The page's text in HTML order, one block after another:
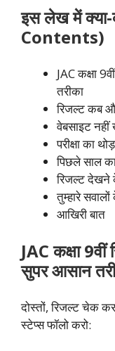
इस लेख में
Contents)
JAC कक्षा
तरीका
रिजल्ट कब
वेबसाइट नहीं
परीक्षा का
पिछले साल
रिजल्ट देखने
तुम्हारे
आखिरी बात
JAC कक्षा
सुपर आसान
दोस्तों, रिजल्ट चेक
स्टेप्स फॉलो करो: